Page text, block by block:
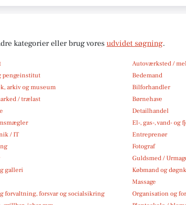
kategorier eller brug vores udvidet søgning.
Autoværksted /
pengeinstitut
Bedemand
arkiv og museum
Bilforhandler
/ trælast
Børnehave
Detailhandel
El-, gas-, vand- og
/ IT
Entreprenør
Fotograf
Guldsmed /
galleri
Købmand og
Massage
forvaltning, forsvar og socialsikring
Organisation og